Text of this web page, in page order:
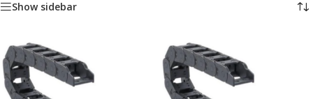
Show sidebar